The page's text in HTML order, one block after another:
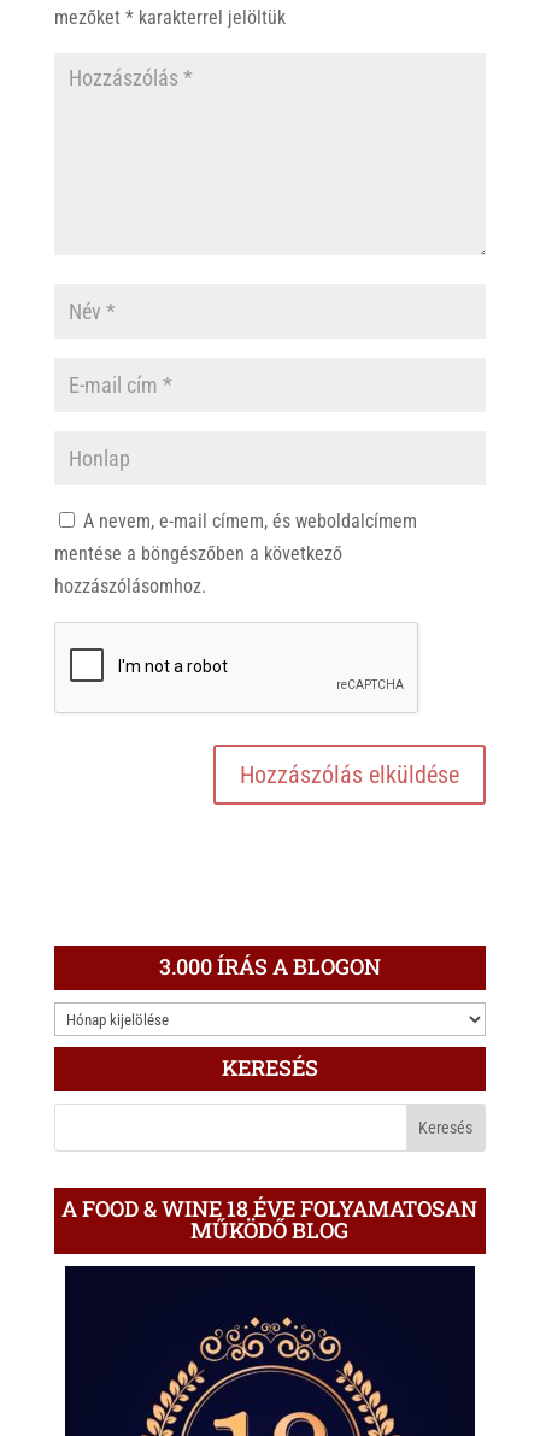
mezőket *karakterrel jelöltük
A nevem, e-mail címem, és weboldalcímem
mentése a böngészőben a következő
hozzászólásomhoz.
3.000 ÍRÁS A BLOGON
3.000
ÍRÁS
KERESÉS
A FOOD & WINE 18 ÉVE FOLYAMATOSAN
MŰKÖDŐ BLOG